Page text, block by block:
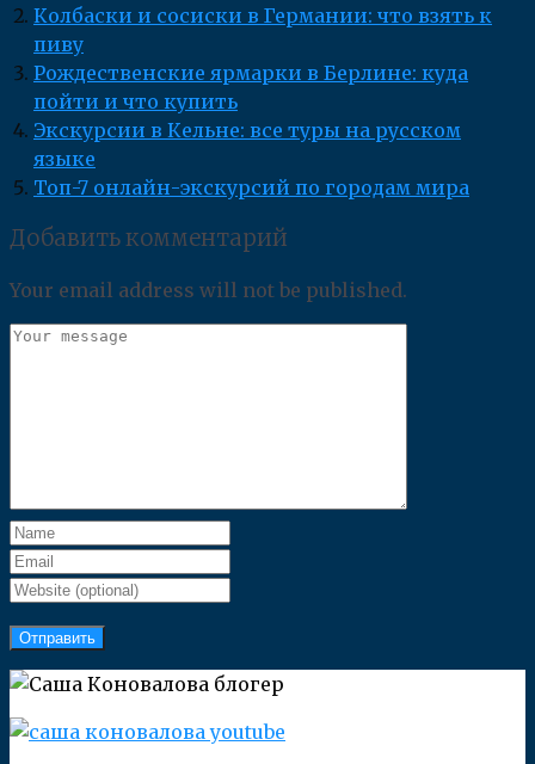
Колбаски и сосиски в Германии: что взять к
пиву
Рождественские ярмарки в Берлине: куда
пойти и что купить
Экскурсии в Кельне: все туры на русском
языке
Топ-7 онлайн-экскурсий по городам мира
Добавить комментарий
Your email address will not be published.